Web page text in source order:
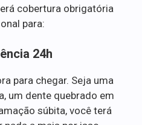
cobertura obrigatória
para:
24h
para chegar. Seja uma
um dente quebrado em
súbita, você terá